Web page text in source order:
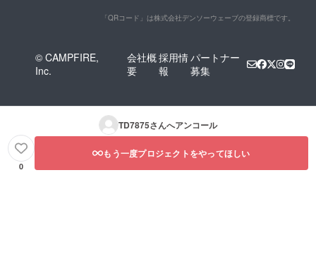
「QRコード」は株式会社デンソーウェーブの登録商標です。
© CAMPFIRE,
Inc.
会社概
要
採用情
報
パートナー
募集
TD7875さんへアンコール
0
もう一度プロジェクトをやってほしい